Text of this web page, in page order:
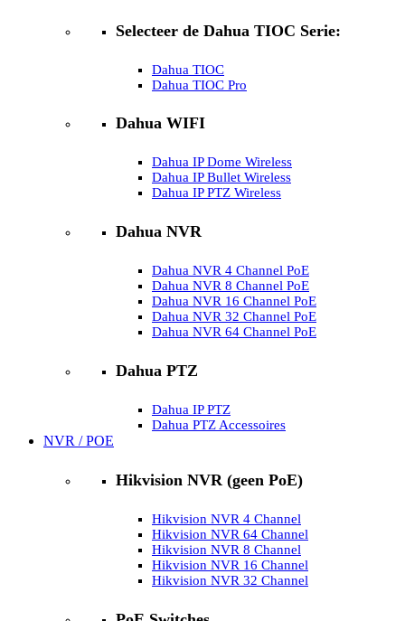
Selecteer de Dahua TIOC Serie:
Dahua TIOC
Dahua TIOC Pro
Dahua WIFI
Dahua IP Dome Wireless
Dahua IP Bullet Wireless
Dahua IP PTZ Wireless
Dahua NVR
Dahua NVR 4 Channel PoE
Dahua NVR 8 Channel PoE
Dahua NVR 16 Channel PoE
Dahua NVR 32 Channel PoE
Dahua NVR 64 Channel PoE
Dahua PTZ
Dahua IP PTZ
Dahua PTZ Accessoires
NVR / POE
Hikvision NVR (geen PoE)
Hikvision NVR 4 Channel
Hikvision NVR 64 Channel
Hikvision NVR 8 Channel
Hikvision NVR 16 Channel
Hikvision NVR 32 Channel